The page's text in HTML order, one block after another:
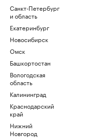
Санкт-Петербург
и область
Екатеринбург
Новосибирск
Омск
Башкортостан
Вологодская
область
Калининград
Краснодарский
край
Нижний
Новгород